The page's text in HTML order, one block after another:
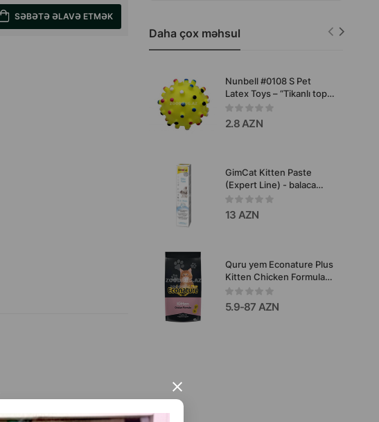
×
SƏBƏTƏ ƏLAVƏ ETMƏK
Daha çox məhsul
Nunbell #0108 S Pet
Latex Toys – “Tikanlı top”
formalı it oyuncağı
2.8 AZN
GimCat Kitten Paste
(Expert Line) - balaca
pişiklər üçün vitamin
pastasıdır.
13 AZN
Quru yem Econature Plus
Kitten Chicken Formula-
12 aya qədər olan pişik
balaları toyuqlu
5.9-87 AZN